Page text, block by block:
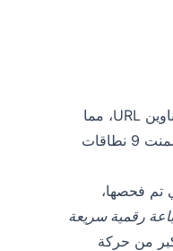
اكتشف xviGil المئات من عناوين URL، مما
أدى إلى نشر الحملة، التي تضمنت 9 نطاقات
تم فحصها،
رقمية سريعة
من حركة